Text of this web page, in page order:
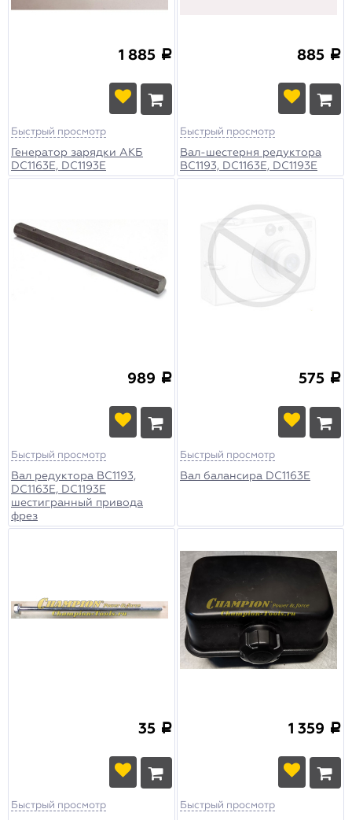
1 885 a
Быстрый просмотр
Генератор зарядки АКБ
DC1163E, DC1193E
885 a
Быстрый просмотр
Вал-шестерня редуктора
BC1193, DC1163E, DC1193E
989 a
Быстрый просмотр
Вал редуктора BC1193,
DC1163E, DC1193E
шестигранный привода
фрез
575 a
Быстрый просмотр
Вал балансира DC1163E
35 a
Быстрый просмотр
1 359 a
Быстрый просмотр